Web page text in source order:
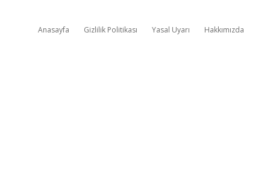
Anasayfa Gizlilik Politikası Yasal Uyarı Hakkımızda